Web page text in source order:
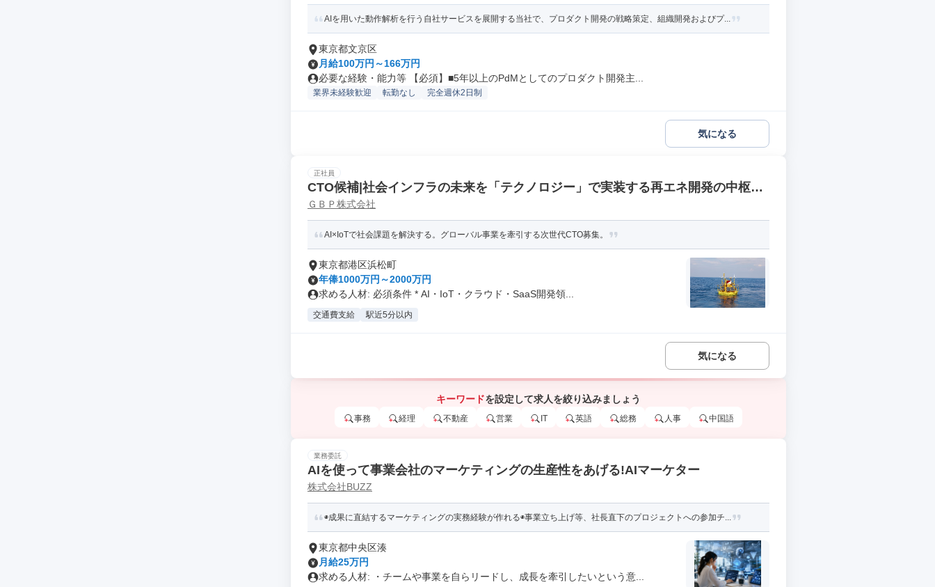
AIを用いた動作解析を行う自社サービスを展開する当社で、プロダクト開発の戦略策定、組織開発およびプ...
東京都文京区
月給100万円～166万円
必要な経験・能力等 【必須】■5年以上のPdMとしてのプロダクト開発主...
業界未経験歓迎 転勤なし 完全週休2日制
気になる
正社員
CTO候補|社会インフラの未来を「テクノロジー」で実装する再エネ開発の中枢ポ
ジション
ＧＢＰ株式会社
AI×IoTで社会課題を解決する。グローバル事業を牽引する次世代CTO募集。
東京都港区浜松町
年俸1000万円～2000万円
求める人材: 必須条件 * AI・IoT・クラウド・SaaS開発領...
交通費支給 駅近5分以内
気になる
キーワードを設定して求人を絞り込みましょう
事務 経理 不動産 営業 IT 英語 総務 人事 中国語
業務委託
AIを使って事業会社のマーケティングの生産性をあげる!AIマーケター
株式会社BUZZ
◉成果に直結するマーケティングの実務経験が作れる◉事業立ち上げ等、社長直下のプロジェクトへの参加チ...
東京都中央区湊
月給25万円
求める人材: ・チームや事業を自らリードし、成長を牽引したいという意...